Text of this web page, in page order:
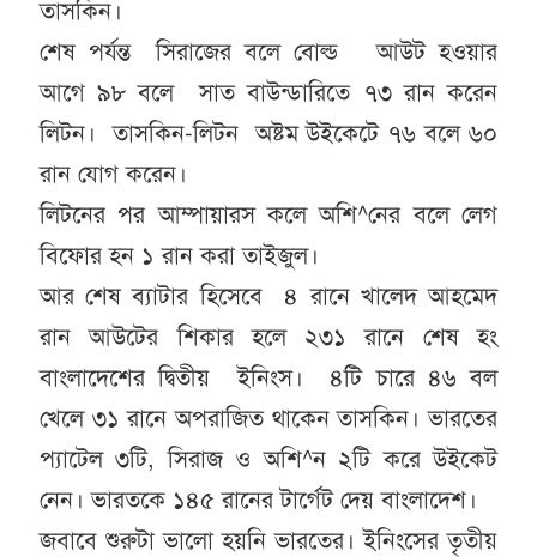
তাসকিন।
শেষ পর্যন্ত সিরাজের বলে বোল্ড আউট হওয়ার
আগে ৯৮ বলে সাত বাউন্ডারিতে ৭৩ রান করেন
লিটন। তাসকিন-লিটন অষ্টম উইকেটে ৭৬ বলে ৬০
রান যোগ করেন।
লিটনের পর আম্পায়ারস কলে অশি^নের বলে লেগ
বিফোর হন ১ রান করা তাইজুল।
আর শেষ ব্যাটার হিসেবে ৪ রানে খালেদ আহমেদ
রান আউটের শিকার হলে ২৩১ রানে শেষ হং
বাংলাদেশের দ্বিতীয় ইনিংস। ৪টি চারে ৪৬ বল
খেলে ৩১ রানে অপরাজিত থাকেন তাসকিন। ভারতের
প্যাটেল ৩টি, সিরাজ ও অশি^ন ২টি করে উইকেট
নেন। ভারতকে ১৪৫ রানের টার্গেট দেয় বাংলাদেশ।
জবাবে শুরুটা ভালো হয়নি ভারতের। ইনিংসের তৃতীয়